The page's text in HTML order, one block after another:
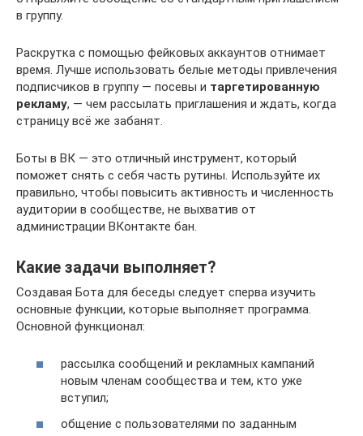
в группу.
Раскрутка с помощью фейковых аккаунтов отнимает
время. Лучше использовать белые методы привлечения
подписчиков в группу — посевы и таргетированную
рекламу, — чем рассылать приглашения и ждать, когда
страницу всё же забанят.
Боты в ВК — это отличный инструмент, который
поможет снять с себя часть рутины. Используйте их
правильно, чтобы повысить активность и численность
аудитории в сообществе, не выхватив от
администрации ВКонтакте бан.
Какие задачи выполняет?
Создавая Бота для беседы следует сперва изучить
основные функции, которые выполняет программа.
Основной функционал:
рассылка сообщений и рекламных кампаний
новым членам сообщества и тем, кто уже
вступил;
общение с пользователями по заданным